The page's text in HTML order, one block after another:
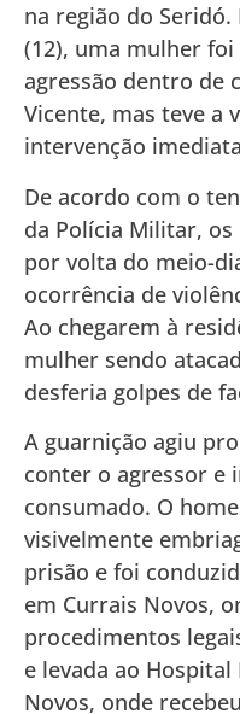
na região do
(12), uma mulher
agressão dentro de
Vicente, mas teve a
intervenção
De acordo com o
da Polícia Militar,
por volta do meio-
ocorrência de
Ao chegarem à
mulher sendo
desferia golpes de
A guarnição agiu
conter o agressor e
consumado. O
visivelmente
prisão e foi
em Currais Novos,
procedimentos
e levada ao
Novos, onde